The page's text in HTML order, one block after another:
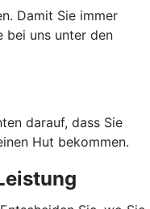
Damit Sie immer
bei uns unter den
darauf, dass Sie
Hut bekommen.